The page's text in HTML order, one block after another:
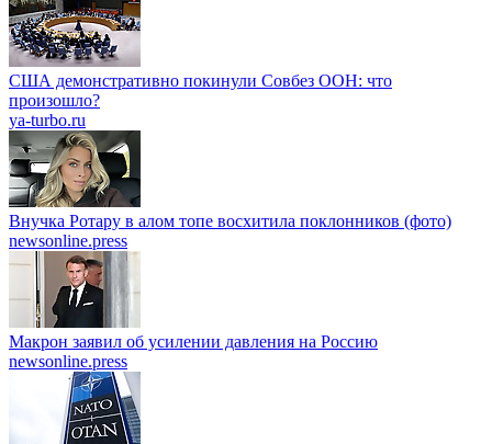
США демонстративно покинули Совбез ООН: что
произошло?
ya-turbo.ru
Внучка Ротару в алом топе восхитила поклонников (фото)
newsonline.press
Макрон заявил об усилении давления на Россию
newsonline.press